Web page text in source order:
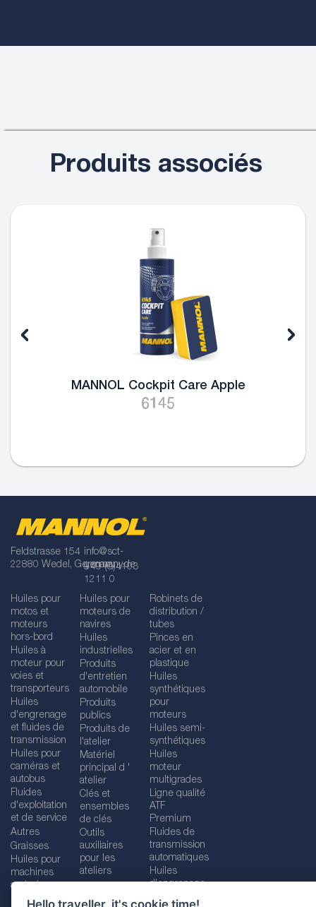
Produits associés
MANNOL Cockpit Care Apple
6145
Feldstrasse 154
22880 Wedel, Germany
info@sct-
germany.de
+49 (0)4103
1211 0
Huiles pour
motos et
moteurs
hors-bord
Huiles à
moteur pour
voies et
transporteurs
Huiles
d'engrenage
et fluides de
transmission
Huiles pour
caméras et
autobus
Fluides
d'exploitation
et de service
Autres
Graisses
Huiles pour
machines
agricoles
Huiles pour
moteurs de
navires
Huiles
industrielles
Produits
d'entretien
automobile
Produits
publics
Produits de
l'atelier
Matériel
principal d '
atelier
Clés et
ensembles
de clés
Outils
auxiliaires
pour les
ateliers
Robinets de
distribution /
tubes
Pinces en
acier et en
plastique
Huiles
synthétiques
pour
moteurs
Huiles semi-
synthétiques
Huiles
moteur
multigrades
Ligne qualité
ATF
Premium
Fluides de
transmission
automatiques
Huiles
d'engrenage